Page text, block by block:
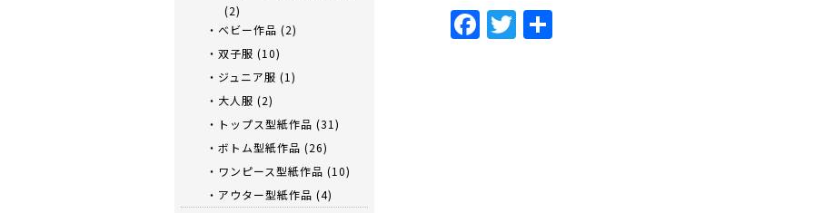
F
a
T
w
(2)
・ベビー作品 (2)
・双子服 (10)
・ジュニア服 (1)
・大人服 (2)
・トップス型紙作品 (31)
・ボトム型紙作品 (26)
・ワンピース型紙作品 (10)
・アウター型紙作品 (4)